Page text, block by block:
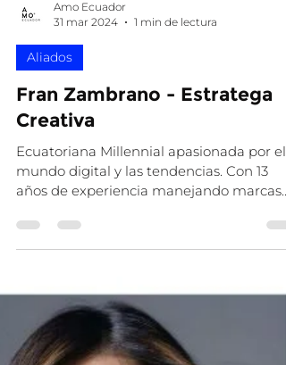
31 mar 2024
Aliados
Fran Zambrano - Estratega
Creativa
Ecuatoriana Millennial apasionada por el